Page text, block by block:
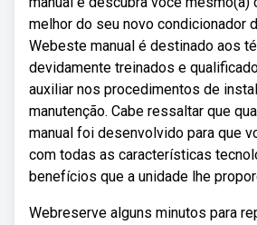
melhor do seu novo condicionador
Webeste manual é destinado aos
devidamente treinados e
auxiliar nos procedimentos de
manutenção. Cabe ressaltar que
manual foi desenvolvido para que
com todas as características
benefícios que a unidade lhe
Webreserve alguns minutos para